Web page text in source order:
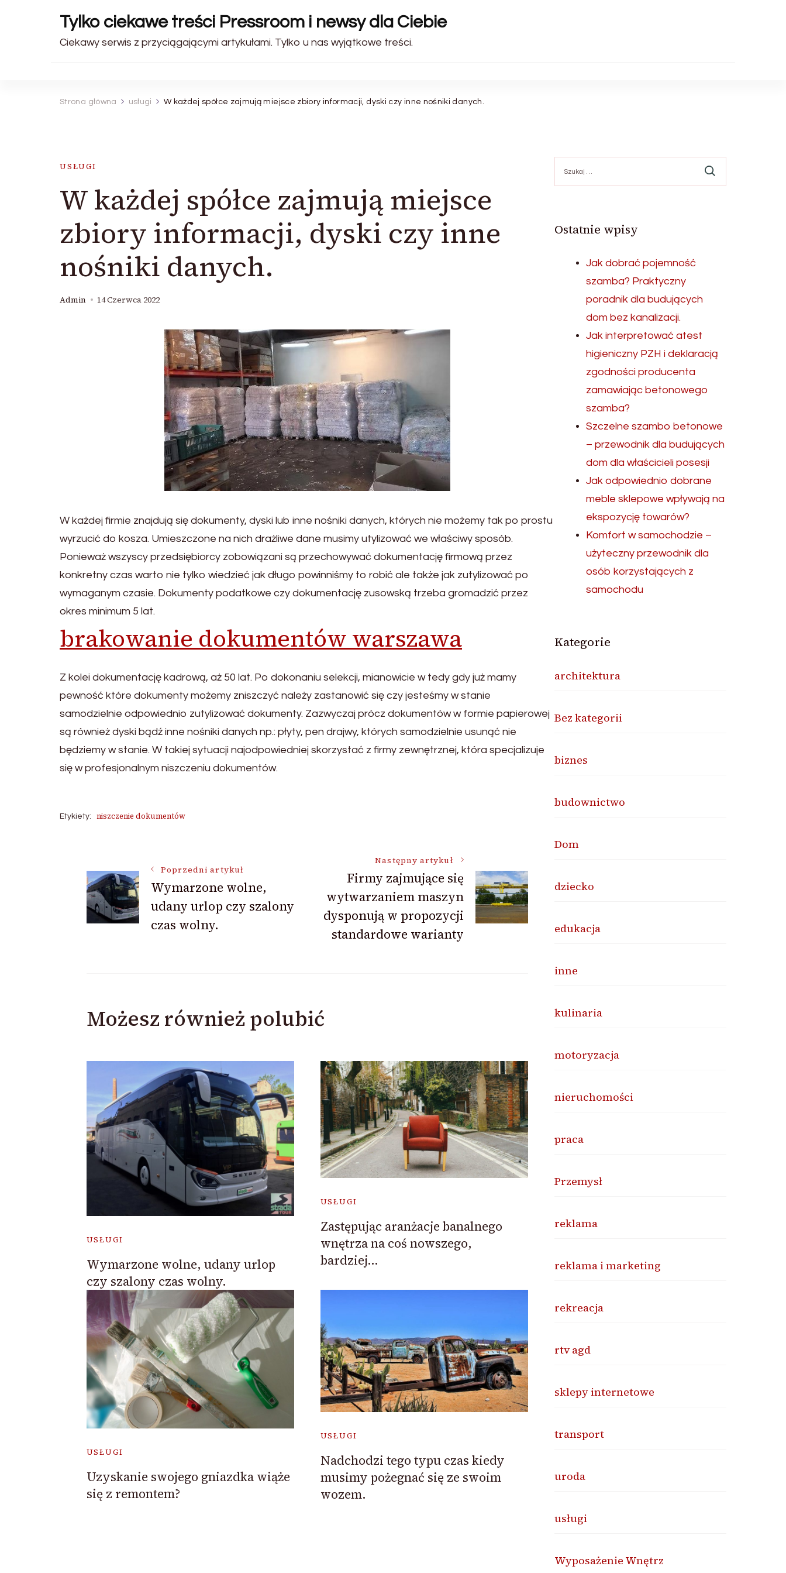
Tylko ciekawe treści Pressroom i newsy dla Ciebie
Ciekawy serwis z przyciągającymi artykułami. Tylko u nas wyjątkowe treści.
Strona główna usługi W każdej spółce zajmują miejsce zbiory informacji, dyski czy inne nośniki danych.
USŁUGI
W każdej spółce zajmują miejsce
zbiory informacji, dyski czy inne
nośniki danych.
Admin 14 Czerwca 2022
W każdej firmie znajdują się dokumenty, dyski lub inne nośniki danych, których nie możemy tak po prostu
wyrzucić do kosza. Umieszczone na nich drażliwe dane musimy utylizować we właściwy sposób.
Ponieważ wszyscy przedsiębiorcy zobowiązani są przechowywać dokumentację firmową przez
konkretny czas warto nie tylko wiedzieć jak długo powinniśmy to robić ale także jak zutylizować po
wymaganym czasie. Dokumenty podatkowe czy dokumentację zusowską trzeba gromadzić przez
okres minimum 5 lat.
brakowanie dokumentów warszawa
Z kolei dokumentację kadrową, aż 50 lat. Po dokonaniu selekcji, mianowicie w tedy gdy już mamy
pewność które dokumenty możemy zniszczyć należy zastanowić się czy jesteśmy w stanie
samodzielnie odpowiednio zutylizować dokumenty. Zazwyczaj prócz dokumentów w formie papierowej
są również dyski bądź inne nośniki danych np.: płyty, pen drajwy, których samodzielnie usunąć nie
będziemy w stanie. W takiej sytuacji najodpowiedniej skorzystać z firmy zewnętrznej, która specjalizuje
się w profesjonalnym niszczeniu dokumentów.
Etykiety: niszczenie dokumentów
Nawigacja
wpisu
Poprzedni artykuł
Wymarzone wolne,
udany urlop czy szalony
czas wolny.
Następny artykuł
Firmy zajmujące się
wytwarzaniem maszyn
dysponują w propozycji
standardowe warianty
Możesz również polubić
USŁUGI
Wymarzone wolne, udany urlop
czy szalony czas wolny.
USŁUGI
Zastępując aranżacje banalnego
wnętrza na coś nowszego,
bardziej…
USŁUGI
Uzyskanie swojego gniazdka wiąże
się z remontem?
USŁUGI
Nadchodzi tego typu czas kiedy
musimy pożegnać się ze swoim
wozem.
Ostatnie wpisy
Jak dobrać pojemność
szamba? Praktyczny
poradnik dla budujących
dom bez kanalizacji.
Jak interpretować atest
higieniczny PZH i deklaracją
zgodności producenta
zamawiając betonowego
szamba?
Szczelne szambo betonowe
– przewodnik dla budujących
dom dla właścicieli posesji
Jak odpowiednio dobrane
meble sklepowe wpływają na
ekspozycję towarów?
Komfort w samochodzie –
użyteczny przewodnik dla
osób korzystających z
samochodu
Kategorie
architektura
Bez kategorii
biznes
budownictwo
Dom
dziecko
edukacja
inne
kulinaria
motoryzacja
nieruchomości
praca
Przemysł
reklama
reklama i marketing
rekreacja
rtv agd
sklepy internetowe
transport
uroda
usługi
Wyposażenie Wnętrz